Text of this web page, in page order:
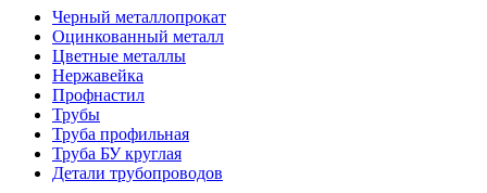
Черный металлопрокат
Оцинкованный металл
Цветные металлы
Нержавейка
Профнастил
Трубы
Труба профильная
Труба БУ круглая
Детали трубопроводов